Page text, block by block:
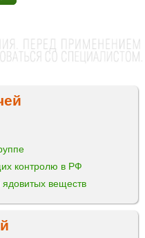
контролю в РФ
веществ